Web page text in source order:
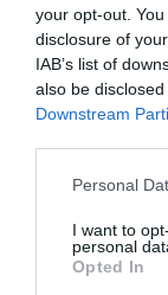
your opt-out.
disclosure of
IAB’s list of
also be
Downstream
Personal
I want to
personal
Opted In